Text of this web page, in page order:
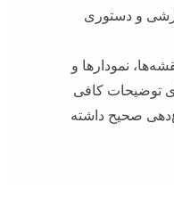
و دستوری
نمودارها و
توضیحات کافی
صحیح داشته